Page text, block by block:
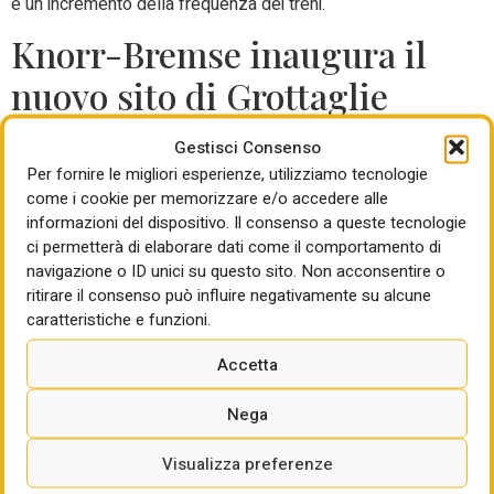
Gestisci Consenso
Per fornire le migliori esperienze, utilizziamo tecnologie
come i cookie per memorizzare e/o accedere alle
informazioni del dispositivo. Il consenso a queste tecnologie
ci permetterà di elaborare dati come il comportamento di
navigazione o ID unici su questo sito. Non acconsentire o
ritirare il consenso può influire negativamente su alcune
caratteristiche e funzioni.
Accetta
Nega
Visualizza preferenze
Knorr-Bremse inaugura il
nuovo sito di Grottaglie
Knorr-Bremse, leader mondiale del mercato dei sistemi
frenanti e di altri sistemi per veicoli ferroviari e commerciali
ha inaugurato oggi il nuovo sito produttivo di Grottaglie, Nel
2023 Knorr-Bremse Rail Systems Italia ha acquisito la
Società Alisea, fondata nel 1986 a Taranto, una eccellenza
italiana nel settore ingegneristico, specializzata nella
riparazione, revisione e reingegnerizzazione dei moduli e
delle schede elettroniche installate
a bordo dei veicoli ferroviari; attività volte a prevenirne
l’obsolescenza e ad allungare la vita dei veicoli, che
possono rimanere in servizio più a lungo, garantendo un
elevato grado di disponibilità e migliorando, di
conseguenza, la propria impronta ecologica. A un anno